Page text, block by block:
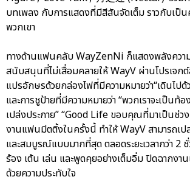
บทเพลง กับการแสดงที่มีสีสันจัดเต็ม ราวกับเป็น
พวกเขา
ทางด้านแฟนคลับ WayZenNi ก็แสดงพลังควา
สนับสนุนที่ไม่เสื่อมคลายให้ WayV ผ่านโปรเจก
แปรอักษรด้วยกล่องไฟที่มีความหมายว่า“เดินไปด้
และการชูป้ายที่มีความหมายว่า “พวกเราจะเป็นท้
เปล่งประกาย” “Good Life ขอบคุณที่มาเป็นช่วง
งานแฟนมีตติ้งในครั้งนี้ ทำให้ WayV สามารถเป
และสมบูรณ์แบบมากที่สุด ตลอดระยะเวลากว่า 2
ร้อง เต้น เล่น และพูดคุยอย่างเต็มอิ่ม ปิดฉากง
ด้วยความประทับใจ